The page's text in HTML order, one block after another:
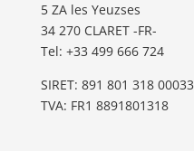
5 ZA les Yeuzses
34 270 CLARET -FR-
Tel: ‭+33 499 666 724‬
SIRET: 891 801 318 00033
TVA: FR1 8891801318